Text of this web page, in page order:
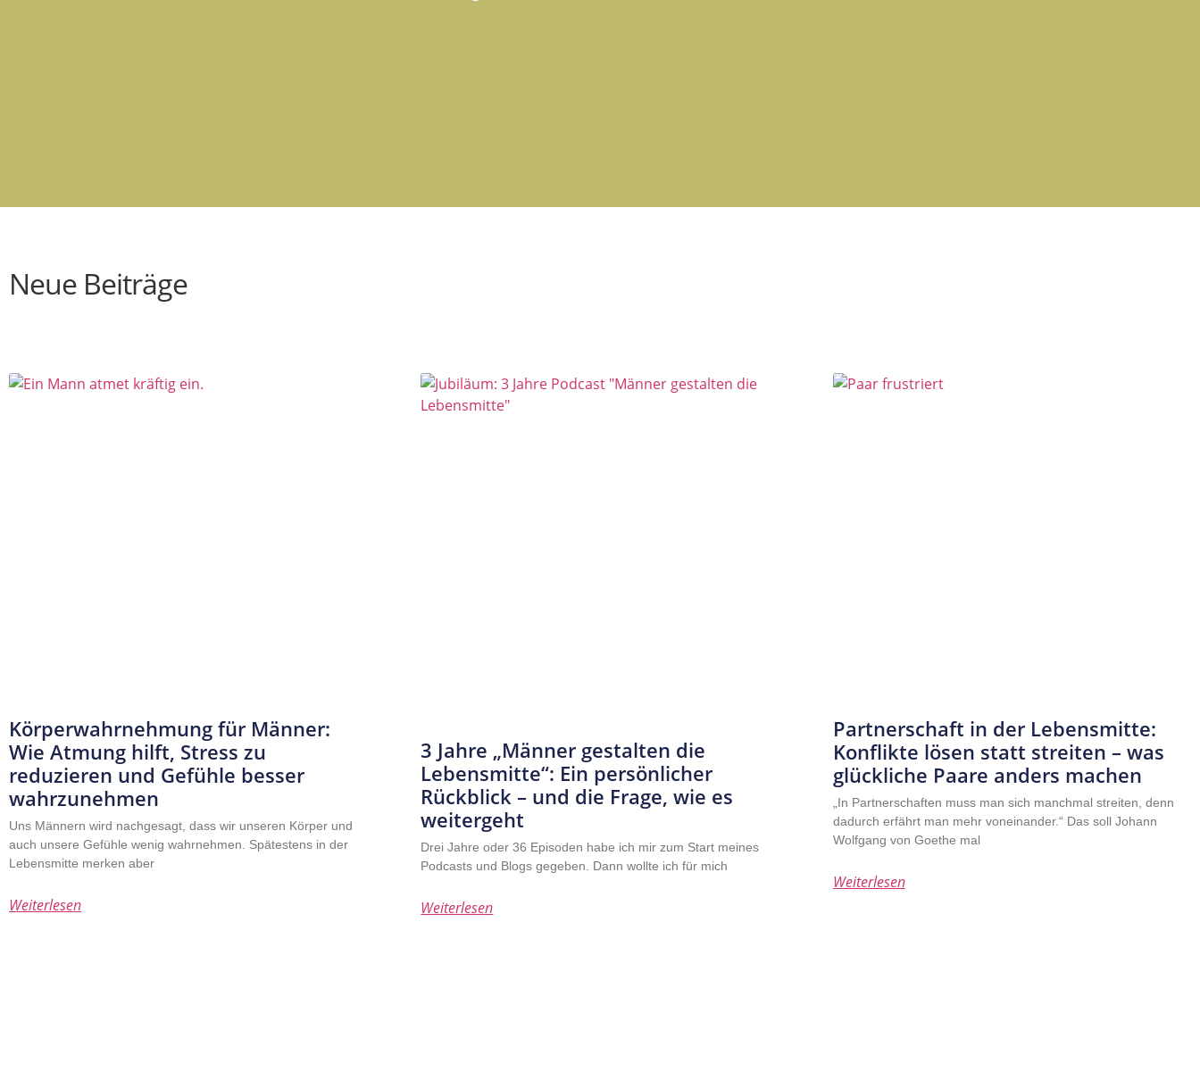
Neue Beiträge
Körperwahrnehmung für Männer:
Wie Atmung hilft, Stress zu
reduzieren und Gefühle besser
wahrzunehmen
Uns Männern wird nachgesagt, dass wir unseren Körper und
auch unsere Gefühle wenig wahrnehmen. Spätestens in der
Lebensmitte merken aber
Weiterlesen
3 Jahre „Männer gestalten die
Lebensmitte“: Ein persönlicher
Rückblick – und die Frage, wie es
weitergeht
Drei Jahre oder 36 Episoden habe ich mir zum Start meines
Podcasts und Blogs gegeben. Dann wollte ich für mich
Weiterlesen
Partnerschaft in der Lebensmitte:
Konflikte lösen statt streiten – was
glückliche Paare anders machen
„In Partnerschaften muss man sich manchmal streiten, denn
dadurch erfährt man mehr voneinander.“ Das soll Johann
Wolfgang von Goethe mal
Weiterlesen